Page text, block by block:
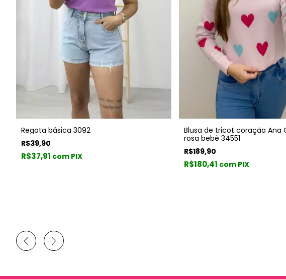
Regata básica 3092
R$39,90
R$37,91 com PIX
Blusa de tricot coração Ana
rosa bebê 34551
R$189,90
R$180,41 com PIX